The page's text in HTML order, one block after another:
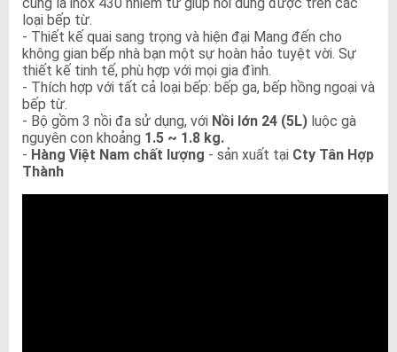
loại bếp từ.
- Thiết kế quai sang trọng và hiện đại Mang đến cho
không gian bếp nhà bạn một sự hoàn hảo tuyệt vời. Sự
thiết kế tinh tế, phù hợp với mọi gia đình.
- Thích hợp với tất cả loại bếp: bếp ga, bếp hồng ngoại và
bếp từ.
- Bộ gồm 3 nồi đa sử dụng, với Nồi lớn 24 (5L) luộc gà
nguyên con khoảng 1.5 ~ 1.8 kg.
- Hàng Việt Nam chất lượng - sản xuất tại Cty Tân Hợp
Thành